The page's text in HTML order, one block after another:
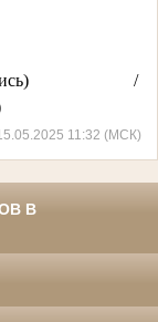
/
11:32 (МСК)
В